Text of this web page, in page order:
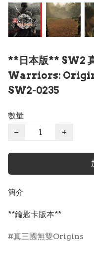
**日本版** SW2
Warriors:
SW2-0235
數量
−
+
簡介
**鑰匙卡版本**
真三國無雙Origins